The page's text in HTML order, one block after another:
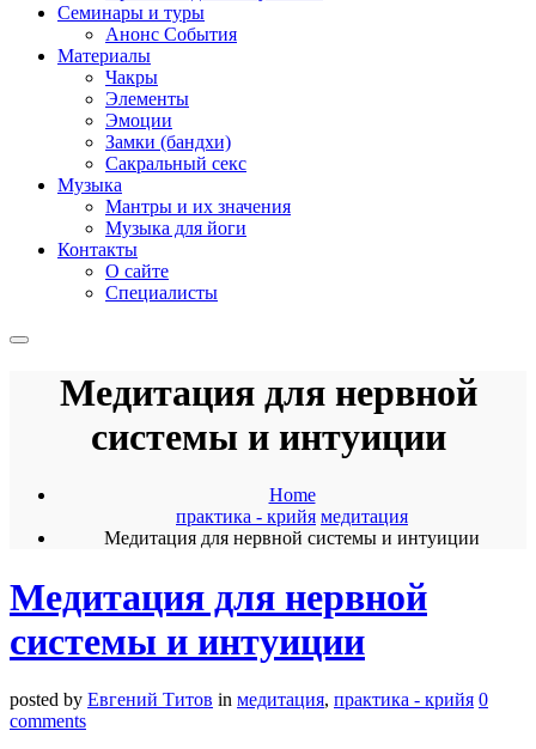
Семинары и туры
Анонс События
Материалы
Чакры
Элементы
Эмоции
Замки (бандхи)
Сакральный секс
Музыка
Мантры и их значения
Музыка для йоги
Контакты
О сайте
Специалисты
Медитация для нервной
системы и интуиции
Home
практика - крийя медитация
Медитация для нервной системы и интуиции
Медитация для нервной
системы и интуиции
posted by Евгений Титов in медитация, практика - крийя 0
comments